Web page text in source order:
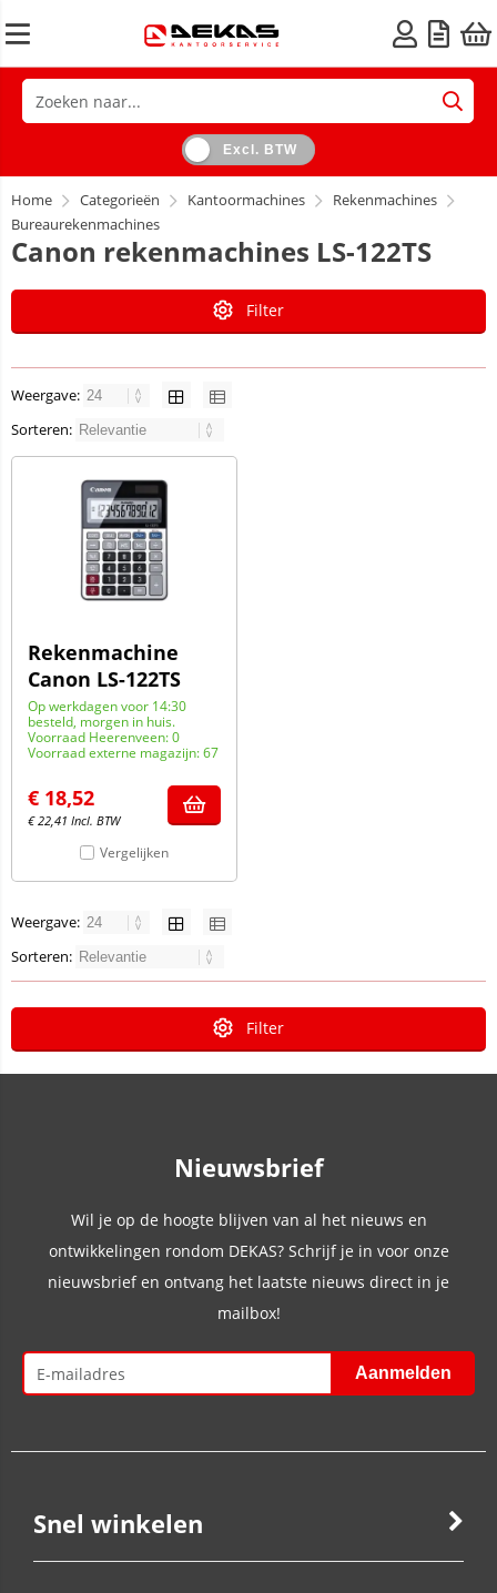
Excl. BTW
Home Categorieën Kantoormachines
Rekenmachines
Bureaurekenmachines
Canon rekenmachines LS-122TS
Filter
Weergave:
Sorteren:
Rekenmachine
Canon LS-122TS
Op werkdagen voor 14:30
besteld, morgen in huis.
Voorraad Heerenveen: 0
Voorraad externe magazijn: 67
€ 18,52
€22,41 Incl. BTW
Vergelijken
Weergave:
Sorteren:
Filter
Nieuwsbrief
Wil je op de hoogte blijven van al het nieuws en
ontwikkelingen rondom DEKAS? Schrijf je in voor onze
nieuwsbrief en ontvang het laatste nieuws direct in je
mailbox!
Snel winkelen